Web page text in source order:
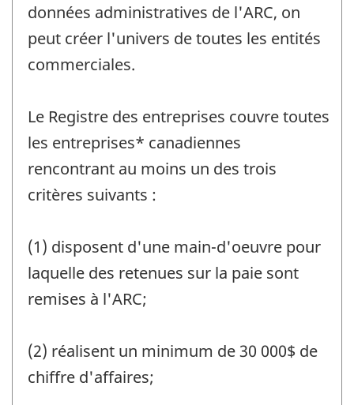
données administratives de l'ARC, on
peut créer l'univers de toutes les entités
commerciales.
Le Registre des entreprises couvre toutes
les entreprises* canadiennes
rencontrant au moins un des trois
critères suivants :
(1) disposent d'une main-d'oeuvre pour
laquelle des retenues sur la paie sont
remises à l'ARC;
(2) réalisent un minimum de 30 000$ de
chiffre d'affaires;